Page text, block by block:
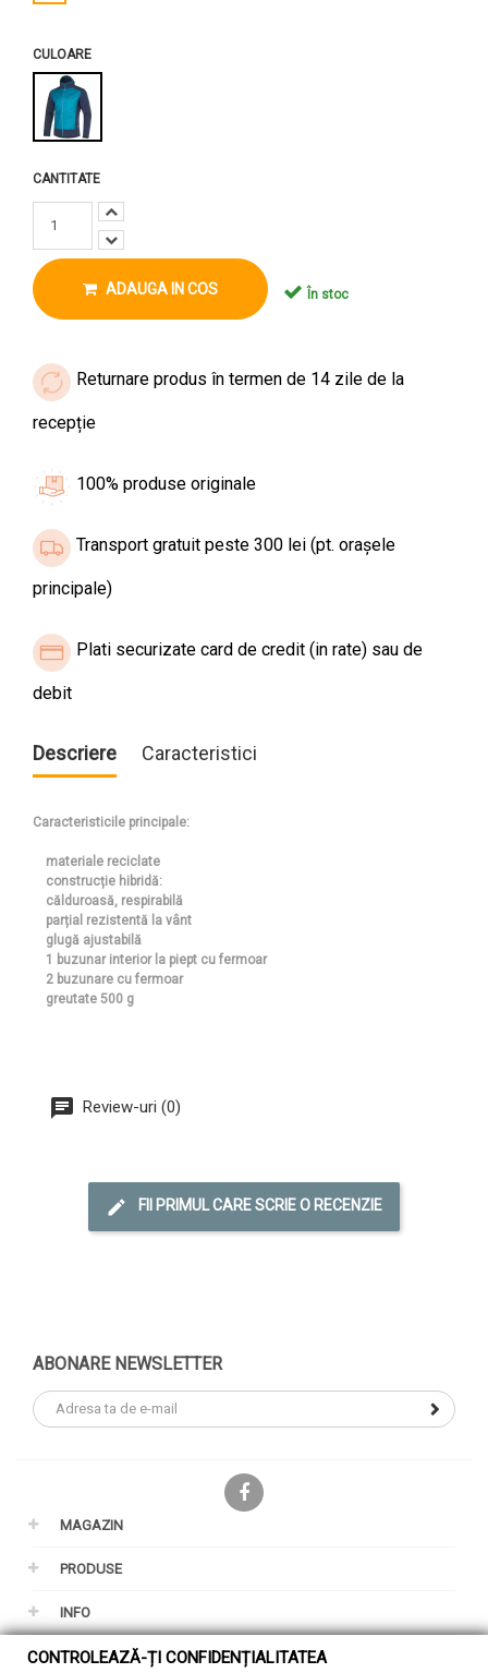
CULOARE
CANTITATE
ADAUGA IN COS În stoc
Returnare produs în termen de 14 zile de la
recepție
100% produse originale
Transport gratuit peste 300 lei (pt. orașele
principale)
Plati securizate card de credit (in rate) sau de
debit
Descriere Caracteristici
Caracteristicile principale:
materiale reciclate
construcție hibridă:
călduroasă, respirabilă
parțial rezistentă la vânt
glugă ajustabilă
1 buzunar interior la piept cu fermoar
2 buzunare cu fermoar
greutate 500 g
Review-uri (0)
FII PRIMUL CARE SCRIE O RECENZIE
ABONARE NEWSLETTER
MAGAZIN
PRODUSE
INFO
CONTUL TAU
CONTROLEAZĂ-ȚI CONFIDENȚIALITATEA